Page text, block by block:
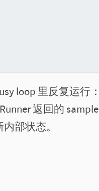
loop 里反复运行
返回的
部状态。